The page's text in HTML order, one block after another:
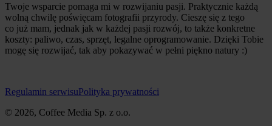
Twoje wsparcie pomaga mi w rozwijaniu pasji. Praktycznie każdą
wolną chwilę poświęcam fotografii przyrody. Cieszę się z tego
co już mam, jednak jak w każdej pasji rozwój, to także konkretne
koszty: paliwo, czas, sprzęt, legalne oprogramowanie. Dzięki Tobie
mogę się rozwijać, tak aby pokazywać w pełni piękno natury :)
Regulamin serwisuPolityka prywatności
© 2026, Coffee Media Sp. z o.o.